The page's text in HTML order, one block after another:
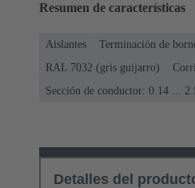
Resumen de características
Aislantes Terminación de
RAL 7032 (gris guijarro)
Sección de conductor: 0.14 ...
Detalles del